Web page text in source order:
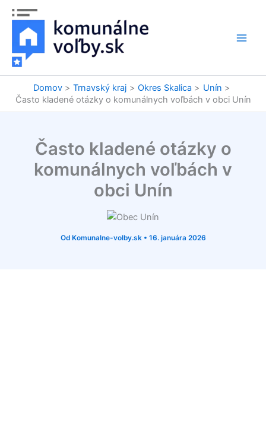
Preskočiť
obsah
Domov Trnavský kraj Okres Skalica
Unín
Často kladené otázky o komunálnych voľbách v obci Unín
Často kladené otázky o
komunálnych voľbách v
obci Unín
Od Komunalne-volby.sk • 16. januára 2026